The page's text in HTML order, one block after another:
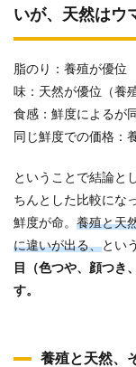
いが、天然はウ
脂のり：養殖が優位
味：天然が優位（養
食感：鮮度によるが
同じ鮮度での価格：
ということで結論と
ちんとした比較にな
鮮度が命。 養殖と天
に違いが出る、とい
目（色つや、顔つき
す。
養殖と天然、